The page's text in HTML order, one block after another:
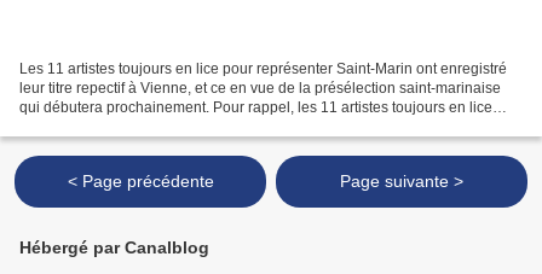
Les 11 artistes toujours en lice pour représenter Saint-Marin ont enregistré
leur titre repectif à Vienne, et ce en vue de la présélection saint-marinaise
qui débutera prochainement. Pour rappel, les 11 artistes toujours en lice
< Page précédente Page suivante >
Hébergé par Canalblog